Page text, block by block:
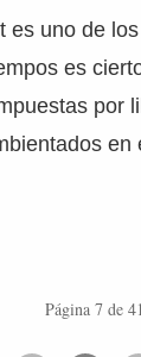
es uno de
es
por
Página 7 de 41